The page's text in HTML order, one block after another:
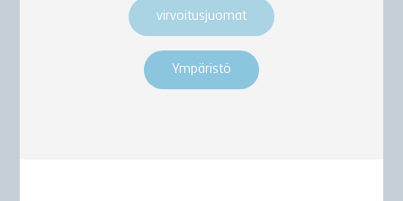
virvoitusjuomat
Ympäristö